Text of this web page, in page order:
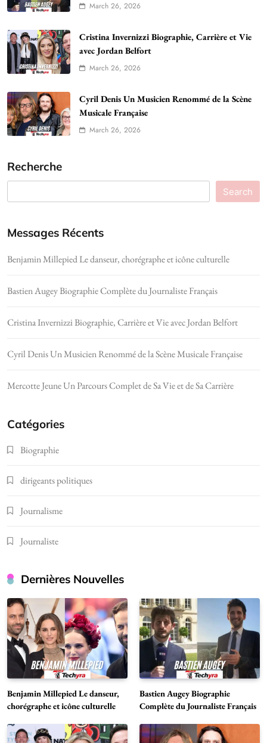
March 26, 2026
Cristina Invernizzi Biographie, Carrière et Vie
avec Jordan Belfort
March 26, 2026
Cyril Denis Un Musicien Renommé de la Scène
Musicale Française
March 26, 2026
Recherche
Search
Messages Récents
Benjamin Millepied Le danseur, chorégraphe et icône culturelle
Bastien Augey Biographie Complète du Journaliste Français
Cristina Invernizzi Biographie, Carrière et Vie avec Jordan Belfort
Cyril Denis Un Musicien Renommé de la Scène Musicale Française
Mercotte Jeune Un Parcours Complet de Sa Vie et de Sa Carrière
Catégories
Biographie
dirigeants politiques
Journalisme
Journaliste
Dernières Nouvelles
Benjamin Millepied Le danseur,
chorégraphe et icône culturelle
Bastien Augey Biographie
Complète du Journaliste Français